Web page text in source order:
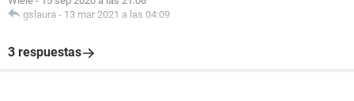
gslaura - 13 mar 2021 a las 04:09
3 respuestas